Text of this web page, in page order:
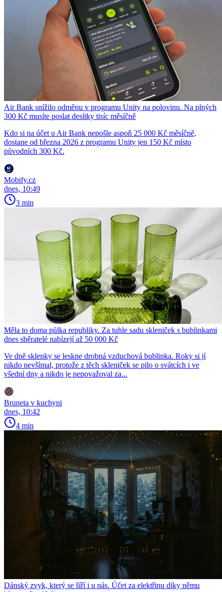
Air Bank snížilo odměnu v programu Unity na polovinu. Na plných
300 Kč musíte poslat desítky tisíc měsíčně
Kdo si na účet u Air Bank nepošle aspoň 25 000 Kč měsíčně,
dostane od března 2026 z programu Unity jen 150 Kč místo
původních 300 Kč.
Mobify.cz
dnes, 10:49
3 min
Měla to doma půlka republiky. Za tuhle sadu skleniček s bublinkami
dnes sběratelé nabízejí až 50 000 Kč
Ve dně sklenky se leskne drobná vzduchová bublinka. Roky si jí
nikdo nevšímal, protože z těch skleniček se pilo o svátcích i ve
všední dny a nikdo je nepovažoval za...
Bruneta v kuchyni
dnes, 10:42
4 min
Dánský zvyk, který se šíří i u nás. Účet za elektřinu díky němu